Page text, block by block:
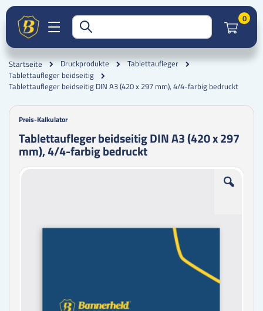
0
Startseite Druckprodukte
Tablettaufleger
Tablettaufleger beidseitig
Tablettaufleger beidseitig DIN A3 (420 x 297 mm), 4/4-farbig bedruckt
Preis-Kalkulator
Tablettaufleger beidseitig DIN A3 (420 x 297
mm), 4/4-farbig bedruckt
Zum
Zum